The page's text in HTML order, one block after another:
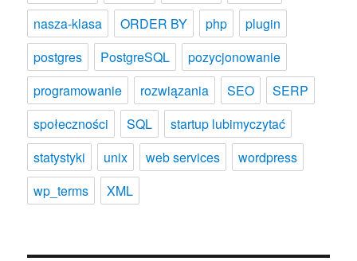
nasza-klasa
ORDER BY php
plugin
postgres
PostgreSQL
pozycjonowanie
programowanie
rozwiązania SEO
SERP
społeczności
SQL
startup lubimyczytać
statystyki
unix web services
wordpress
wp_terms
XML